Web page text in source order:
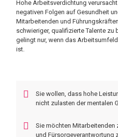
Hohe Arbeitsverdichtung
negativen Folgen auf Gesundheit
Mitarbeitenden und
schwieriger, qualifizierte Talente zu
gelingt nur, wenn das
ist.
Sie wollen, dass hohe
nicht zulasten der mentalen
Sie möchten
und Fürsorgeverantwortung